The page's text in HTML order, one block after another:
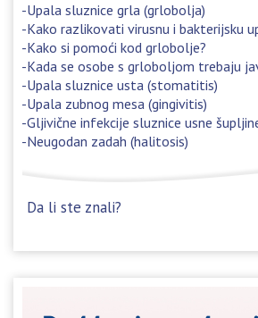
Upala sluznice grla (grlobolja)
Kako razlikovati virusnu i bakterijsku
Kako si pomoći kod grlobolje?
Kada se osobe s grloboljom trebaju
Upala sluznice usta (stomatitis)
Upala zubnog mesa (gingivitis)
Gljivične infekcije sluznice usne
Neugodan zadah (halitosis)
Da li ste znali?